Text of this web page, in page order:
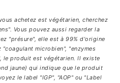
achetez est végétarien, cherchez
Vous pouvez aussi regarder la
"présure", elle est à 99% d'origine
microbien", "enzymes
le produit est végétarien. Il existe
jaune) qui indique que le produit
le label "IGP", "AOP" ou "Label